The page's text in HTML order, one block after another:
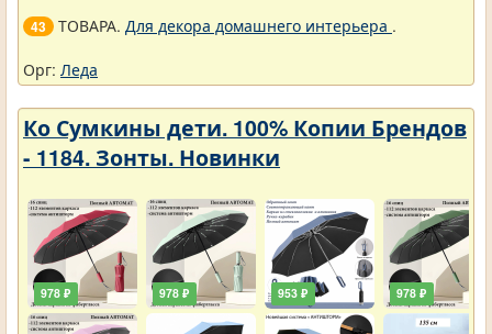
43 ТОВАРА. Для декора домашнего интерьера .
Орг: Леда
Ко Сумкины дети. 100% Копии Брендов
- 1184. Зонты. Новинки
978 ₽ 978 ₽ 953 ₽ 978 ₽